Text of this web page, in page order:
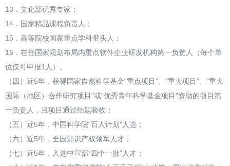
13．文化部优秀专家；
14．国家精品课程负责人；
15．高等院校国家重点学科带头人；
16．在任国家规划布局内重点软件企业研发机构第一负责人（每个单
位仅可申报1人）。
（四）近5年，获得国家自然科学基金“重点项目”、“重大项目”、“重大
国际（地区）合作研究项目”或“优秀青年科学基金项目”资助的项目第
一负责人，且项目通过结题验收；
（五）近5年，中国科学院“百人计划”人选；
（六）近5年，全国知识产权领军人才；
（七）近5年，入选中宣部“四个一批”人才；